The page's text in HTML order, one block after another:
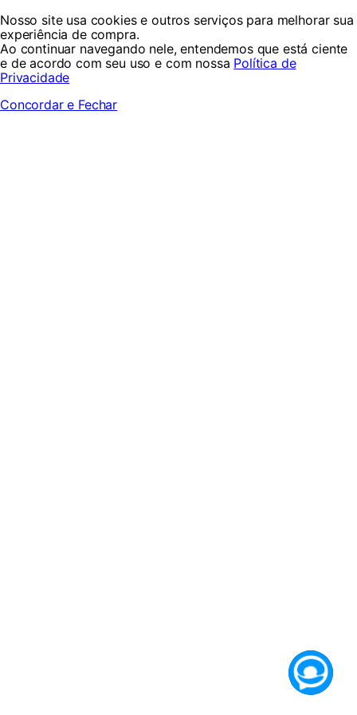
Nosso site usa cookies e outros serviços para melhorar sua
experiência de compra.
Ao continuar navegando nele, entendemos que está ciente
e de acordo com seu uso e com nossa Política de
Privacidade
Concordar e Fechar